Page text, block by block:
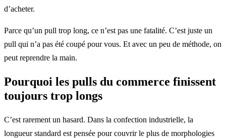
d’acheter.
Parce qu’un pull trop long, ce n’est pas une fatalité. C’est juste un
pull qui n’a pas été coupé pour vous. Et avec un peu de méthode, on
peut reprendre la main.
Pourquoi les pulls du commerce finissent
toujours trop longs
C’est rarement un hasard. Dans la confection industrielle, la
longueur standard est pensée pour couvrir le plus de morphologies